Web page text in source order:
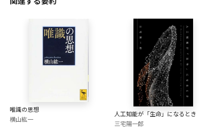
05:18 「本当の知能」には哲学が必要？
出演者
三宅陽一郎
ゲームAI研究者・開発者。京都大学で数学を専攻、大阪大学
（物理学修士）、博士（工学、東京大学）。2004年よりデジ
タルゲームにおける人工知能の開発・研究に従事。立教大学
大学院人工知能科学研究科特任教授、九州大学客員教授、東
京大学客員研究員。国際ゲーム開発者協会日本ゲームAI専門
部会設立（チェア）、日本デジタルゲーム学会理事、人工知
唯識の思想
横山紘一
人工知能が「生命」になるとき
三宅陽一郎